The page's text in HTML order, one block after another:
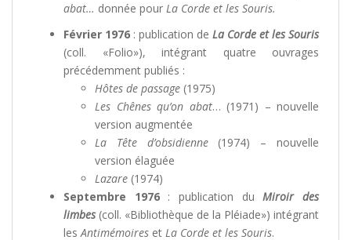
abat… donnée pour La Corde et les Souris.
Février 1976 : publication de La Corde et les Souris
(coll. «Folio»), intégrant quatre ouvrages
précédemment publiés :
Hôtes de passage (1975)
Les Chênes qu’on abat… (1971) – nouvelle
version augmentée
La Tête d’obsidienne(1974) – nouvelle
version élaguée
Lazare (1974)
Septembre 1976: publication duMiroir des
limbes(coll. «Bibliothèque de la Pléiade») intégrant
lesAntimémoires et La Corde et les Souris.